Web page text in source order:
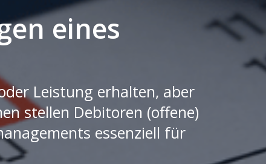
eines
Leistung erhalten, aber
stellen Debitoren (offene)
essenziell für